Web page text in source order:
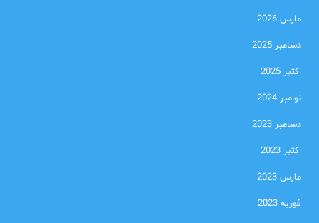
مارس 2026
دسامبر 2025
اکتبر 2025
نوامبر 2024
دسامبر 2023
اکتبر 2023
مارس 2023
فوریه 2023